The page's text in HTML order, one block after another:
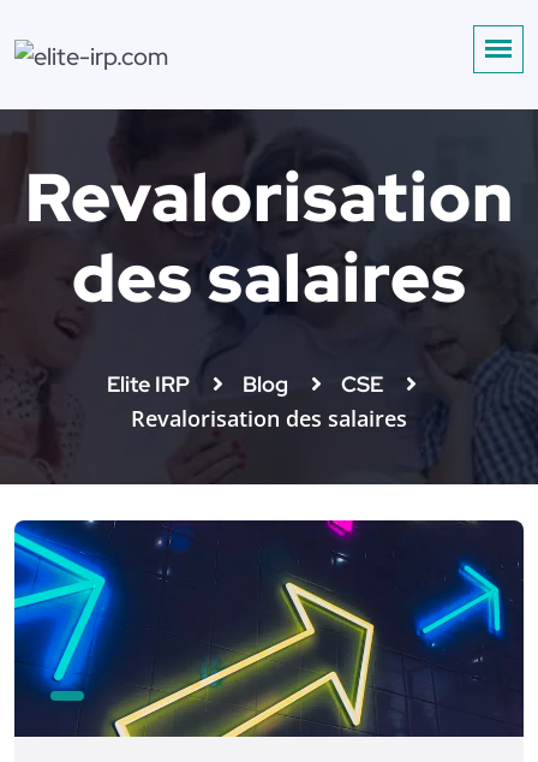
Revalorisation
des salaires
Elite IRP Blog CSE
Revalorisation des salaires